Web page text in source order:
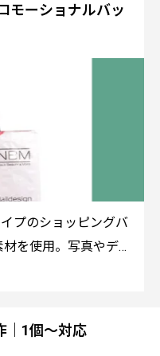
モーショナルバッ
プのショッピングバ
材を使用。写真やデ
モーション用にもお
り●MOQ
｜1個～対応